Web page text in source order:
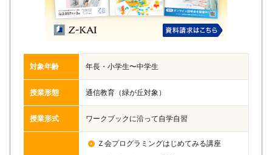
対象年齢 年長・小学生〜中学生
授業形態 通信教育（緑が丘対象）
授業形式 ワークブックに沿って自学自習
Ｚ会プログラミングはじめてみる講座